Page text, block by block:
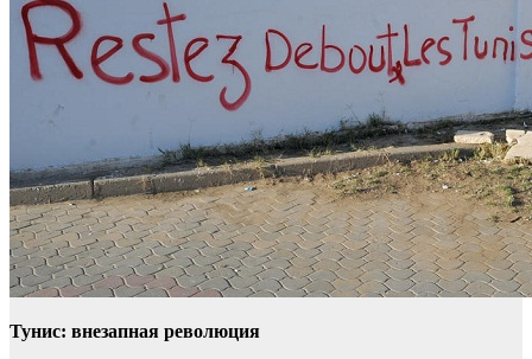
Тунис: внезапная революция